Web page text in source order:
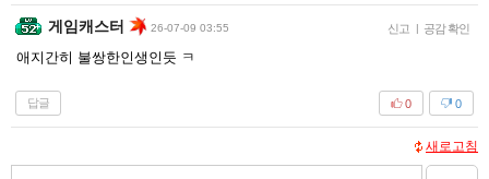
게임캐스터 26-07-09 03:55 신고 | 공감 확인
애지간히 불쌍한인생인듯 ㅋ
답글 0
0
새로고침